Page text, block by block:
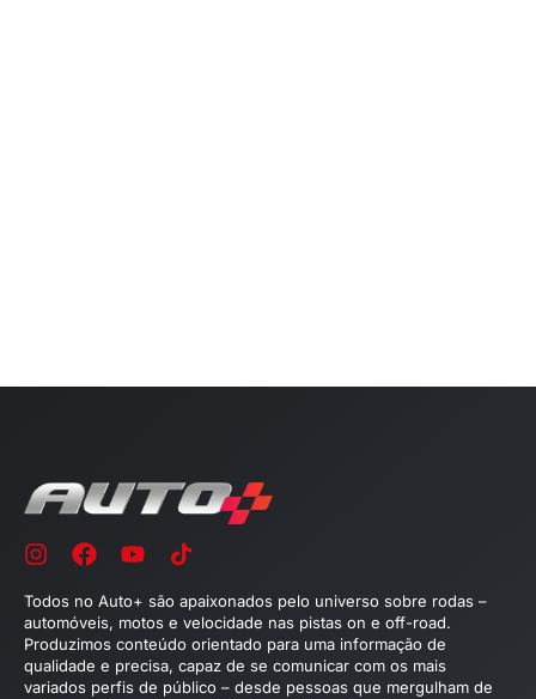
Todos no Auto+ são apaixonados pelo universo sobre rodas –
automóveis, motos e velocidade nas pistas on e off-road.
Produzimos conteúdo orientado para uma informação de
qualidade e precisa, capaz de se comunicar com os mais
variados perfis de público – desde pessoas que mergulham de